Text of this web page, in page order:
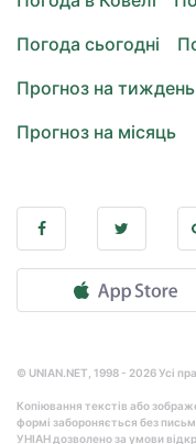
Погода сьогодні
Прогноз на тиждень
Прогноз на місяць
© UNIAN.NET, 1998 - 2026 Усі
Копіювання текстів або
формі забороняється без
УНІАН дозволено за умови